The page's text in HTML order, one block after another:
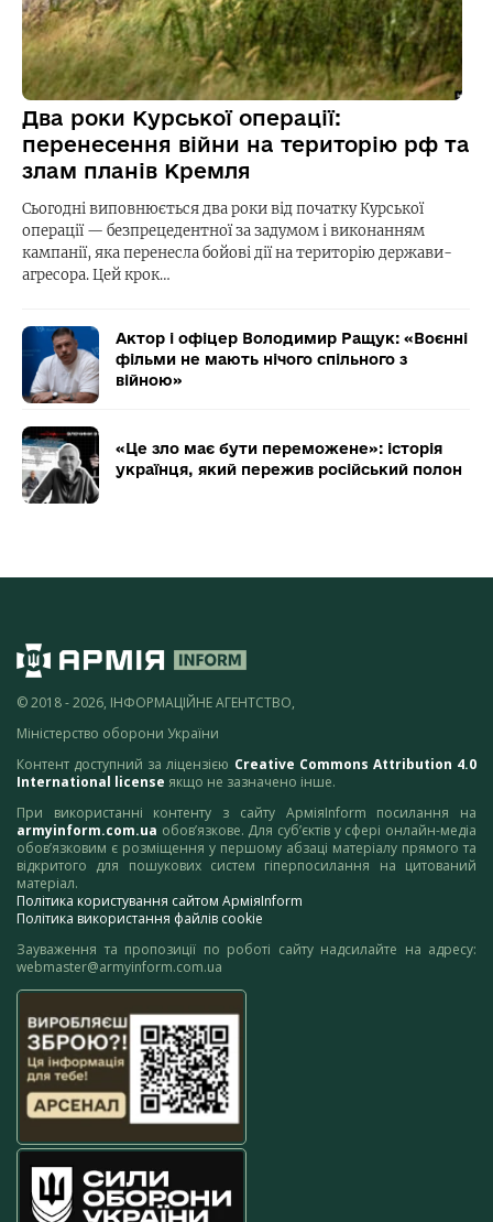
Два роки Курської операції:
перенесення війни на територію рф та
злам планів Кремля
Сьогодні виповнюється два роки від початку Курської
операції — безпрецедентної за задумом і виконанням
кампанії, яка перенесла бойові дії на територію держави-
агресора. Цей крок…
Актор і офіцер Володимир Ращук: «Воєнні
фільми не мають нічого спільного з
війною»
«Це зло має бути переможене»: історія
українця, який пережив російський полон
© 2018 - 2026, ІНФОРМАЦІЙНЕ АГЕНТСТВО,
Міністерство оборони України
Контент доступний за ліцензією Creative Commons Attribution 4.0
International license якщо не зазначено інше.
При використанні контенту з сайту АрміяInform посилання на
armyinform.com.ua обов’язкове. Для суб’єктів у сфері онлайн-медіа
обов’язковим є розміщення у першому абзаці матеріалу прямого та
відкритого для пошукових систем гіперпосилання на цитований
матеріал.
Політика користування сайтом АрміяInform
Політика використання файлів cookie
Зауваження та пропозиції по роботі сайту надсилайте на адресу:
webmaster@armyinform.com.ua